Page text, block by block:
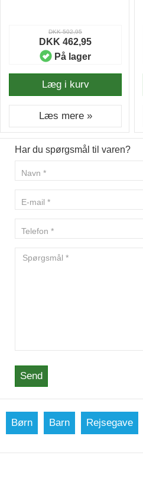
DKK 502,95
DKK 462,95
På lager
Læg i kurv
Læs mere »
Har du spørgsmål til varen?
Send
Børn Barn Rejsegave